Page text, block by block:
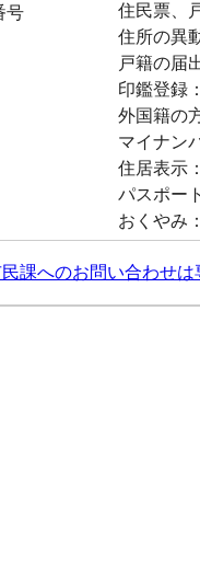
号
住民票、
住所の異
戸籍の届
印鑑登録
外国籍の
マイナン
住居表示
パスポー
おくやみ
課へのお問い合わせは